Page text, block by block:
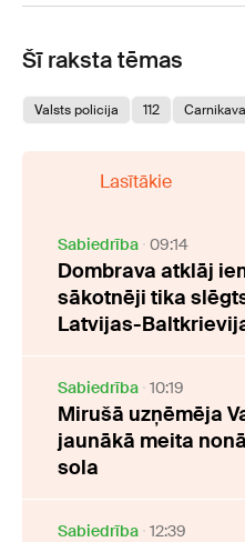
Šī raksta tēmas
Valsts policija 112 Carnikava
Lasītākie
Sabiedrība 09:14
Dombrava atklāj
sākotnēji tika
Latvijas-
Sabiedrība 10:19
Mirušā uzņēmēja
jaunākā meita
sola
Sabiedrība 12:39